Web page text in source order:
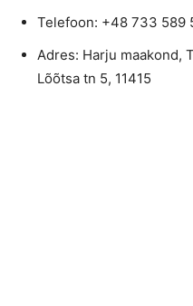
Telefoon: +48 733 589
Adres: Harju maakond,
Lõõtsa tn 5, 11415